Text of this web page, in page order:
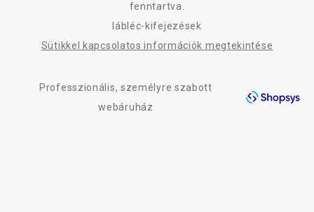
Adatkezelési Tájékoztató
fenntartva.
lábléc-kifejezések
Sütikkel kapcsolatos információk megtekintése
Professzionális, személyre szabott
webáruház